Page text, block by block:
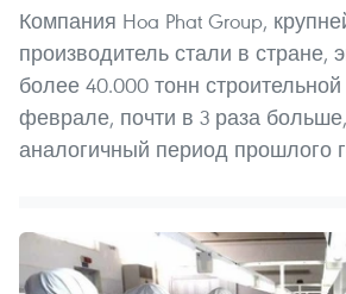
Компания Hoa Phat Group,
производитель стали в стране,
более 40.000 тонн
феврале, почти в 3 раза
аналогичный период прошлого